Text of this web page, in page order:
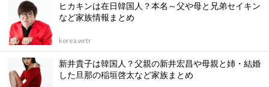
ヒカキンは在日韓国人？本名～父や母と兄弟セイキン
など家族情報まとめ
korea.wrtr
新井貴子は韓国人？父親の新井宏昌や母親と姉・結婚
した旦那の稲垣啓太など家族まとめ